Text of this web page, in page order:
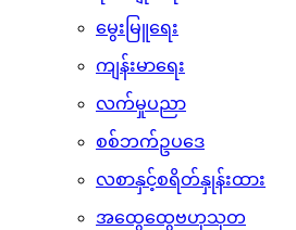
မွေးမြူရေး
ကျန်းမာရေး
လက်မှုပညာ
စစ်ဘက်ဥပဒေ
လစာနှင့်စရိတ်နှုန်းထား
အထွေထွေဗဟုသုတ